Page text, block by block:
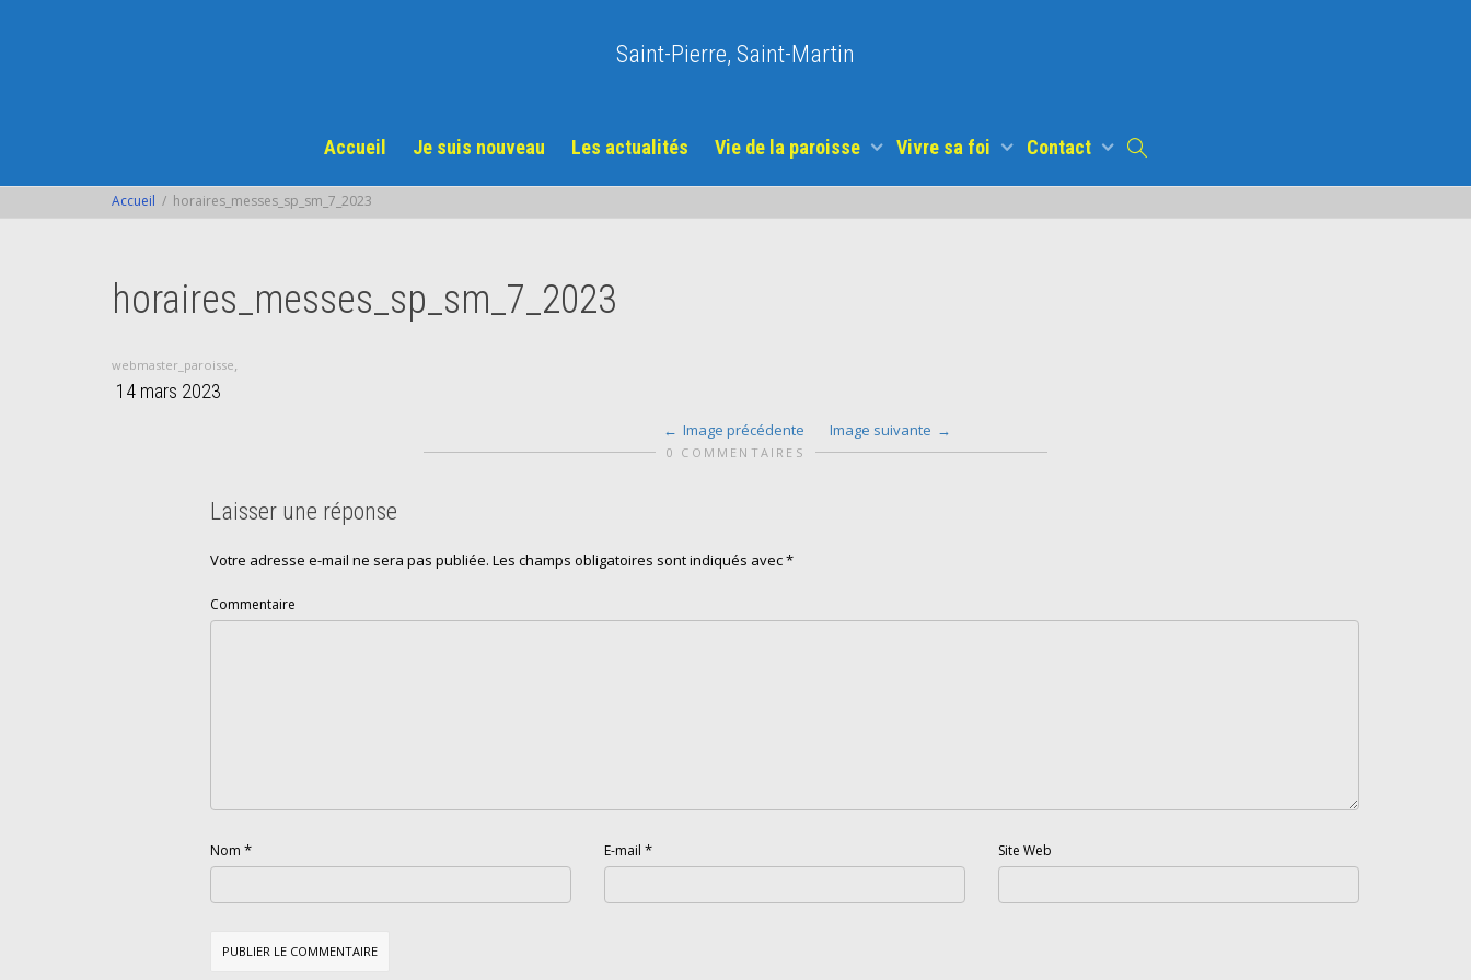
Saint-Pierre, Saint-Martin
Accueil Je suis nouveau Les actualités Vie de la paroisse Vivre sa foi Contact
Accueil horaires_messes_sp_sm_7_2023
horaires_messes_sp_sm_7_2023
webmaster_paroisse,
14 mars 2023
Image précédente Image suivante
0 COMMENTAIRES
Laisser une réponse
Votre adresse e-mail ne sera pas publiée. Les champs obligatoires sont indiqués avec*
Commentaire
Nom * E-mail * Site Web